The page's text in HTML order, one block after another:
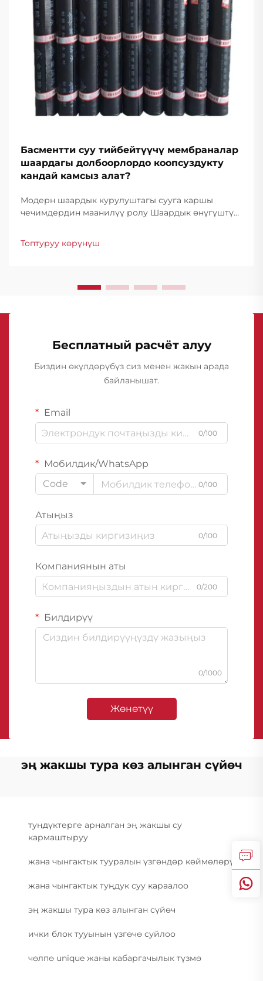
Басментти суу тийбейтүүчү мембраналар
шаардагы долбоорлордо коопсуздукту
кандай камсыз алат?
Модерн шаардык курулуштагы сууга каршы
чечимдердин маанилүү ролу Шаардык өнүгүштүн
конструкциялык бүтүндүккө ири бөлүк болуп
Топтуруу көрүнүш
Бесплатный расчёт алуу
Биздин өкүлдөрүбүз сиз менен жакын арада
байланышат.
Email
0/100
Мобилдик/WhatsApp
Code
0/100
Атыңыз
0/100
Компаниянын аты
0/200
Билдирүү
0/1000
Жөнөтүү
эң жакшы тура көз алынган сүйөч
туңдүктерге арналган эң жакшы су
кармаштыруу
жана чынгактык тууралын үзгөндөр көймөлөрү
жана чынгактык туңдук суу караалоо
эң жакшы тура көз алынган сүйөч
ички блок тууынын үзгөчө суйлоо
чөлпө unique жаны кабаргачылык түзмө